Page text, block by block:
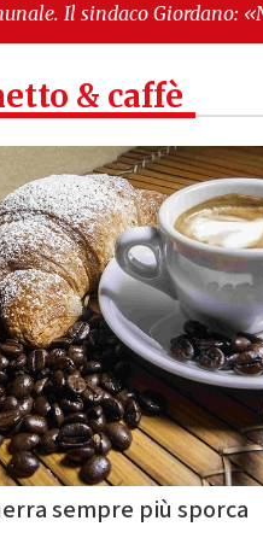
«Non ci fermeremo»"
& caffè
sempre più sporca